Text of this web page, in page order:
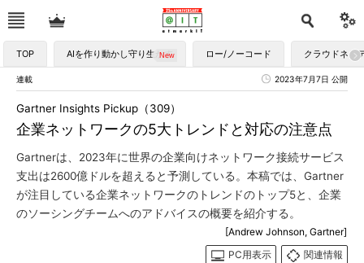
TOP AIを作り動かし守り生かす ロー/ノーコード クラウドネイ
連載 2023年7月7日 公開
企業ネットワークの5大トレンドと対応の注意点
Gartner Insights Pickup（309）
Gartnerは、2023年に世界の企業向けネットワーク接続サービス
支出は2600億ドルを超えると予測している。本稿では、Gartner
が注目している企業ネットワークのトレンドのトップ5と、企業
のソーシングチームへのアドバイスの概要を紹介する。
[Andrew Johnson, Gartner]
PC用表示
関連情報